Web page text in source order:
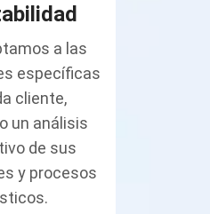
a las
específicas
cliente,
un análisis
de sus
y procesos